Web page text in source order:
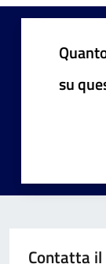
su
Contatta